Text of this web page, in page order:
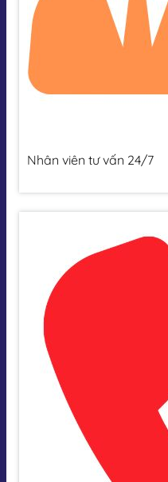
Nhân viên tư vấn 24/7